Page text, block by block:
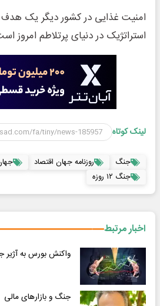
امنیت غذایی در کشور دیگر یک
استراتژیک در دنیای پرتلاطم امروز
لینک کوتاه
جنگ روزنامه جهان اقتصاد
جنگ ۱۲ روزه
اخبار مرتبط
واکنش بورس به آژیر
جنگ و بازارهای مالی